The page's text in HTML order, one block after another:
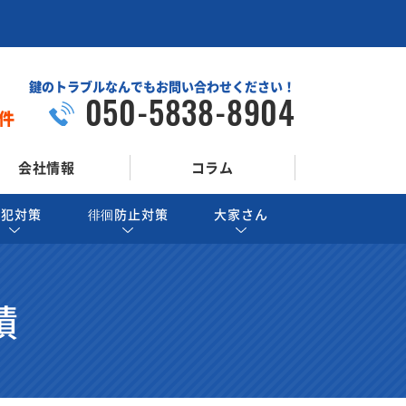
鍵のトラブルなんでもお問い合わせください！
050-5838-8904
会社情報 コラム
対策 徘徊防止対策 大家さん